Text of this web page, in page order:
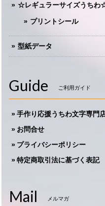
☆レギュラーサイズうちわ
プリントシール
型紙データ
Guide ご利用ガイド
手作り応援うちわ文字専
お問合せ
プライバシーポリシー
特定商取引法に基づく表記
Mail メルマガ